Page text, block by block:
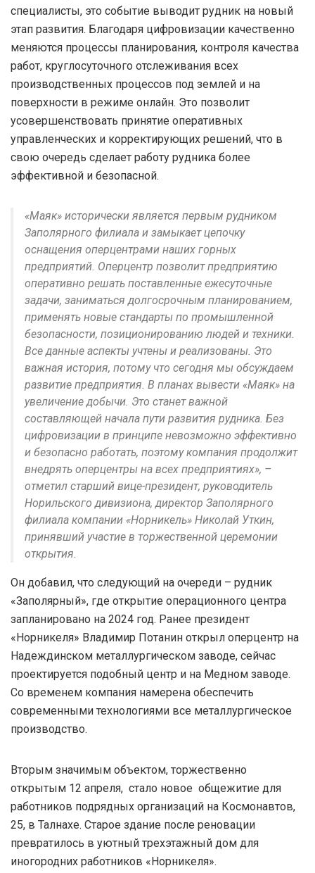
специалисты, это событие выводит рудник на новый
этап развития. Благодаря цифровизации качественно
меняются процессы планирования, контроля качества
работ, круглосуточного отслеживания всех
производственных процессов под землей и на
поверхности в режиме онлайн. Это позволит
усовершенствовать принятие оперативных
управленческих и корректирующих решений, что в
свою очередь сделает работу рудника более
эффективной и безопасной.
«Маяк» исторически является первым рудником
Заполярного филиала и замыкает цепочку
оснащения оперцентрами наших горных
предприятий. Оперцентр позволит предприятию
оперативно решать поставленные ежесуточные
задачи, заниматься долгосрочным планированием,
применять новые стандарты по промышленной
безопасности, позиционированию людей и техники.
Все данные аспекты учтены и реализованы. Это
важная история, потому что сегодня мы обсуждаем
развитие предприятия. В планах вывести «Маяк» на
увеличение добычи. Это станет важной
составляющей начала пути развития рудника. Без
цифровизации в принципе невозможно эффективно
и безопасно работать, поэтому компания продолжит
внедрять оперцентры на всех предприятиях», –
отметил старший вице-президент, руководитель
Норильского дивизиона, директор Заполярного
филиала компании «Норникель» Николай Уткин,
принявший участие в торжественной церемонии
открытия.
Он добавил, что следующий на очереди – рудник
«Заполярный», где открытие операционного центра
запланировано на 2024 год. Ранее президент
«Норникеля» Владимир Потанин открыл оперцентр на
Надеждинском металлургическом заводе, сейчас
проектируется подобный центр и на Медном заводе.
Со временем компания намерена обеспечить
современными технологиями все металлургическое
производство.
Вторым значимым объектом, торжественно
открытым 12 апреля, стало новое общежитие для
работников подрядных организаций на Космонавтов,
25, в Талнахе. Старое здание после реновации
превратилось в уютный трехэтажный дом для
иногородних работников «Норникеля».